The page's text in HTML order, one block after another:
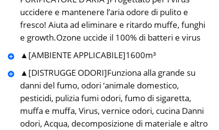
uccidere e mantenere l’aria odore di pulito e
fresco! Aiuta ad eliminare e ritardo muffe, funghi
e growth.Ozone uccide il 100% di batteri e virus
▲[AMBIENTE APPLICABILE]1600m³
▲[DISTRUGGE ODORI]Funziona alla grande su
danni del fumo, odori ‘animale domestico,
pesticidi, pulizia fumi odori, fumo di sigaretta,
muffa e muffa, Virus, vernice odori, cucina Danni
odori, Acqua, decomposizione di materiale e altro